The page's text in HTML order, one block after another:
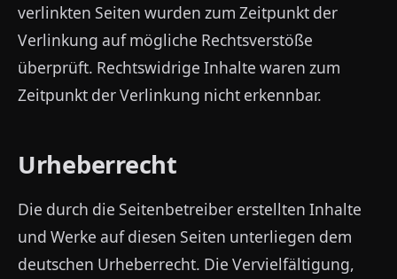
verlinkten Seiten wurden zum Zeitpunkt der
Verlinkung auf mögliche Rechtsverstöße
überprüft. Rechtswidrige Inhalte waren zum
Zeitpunkt der Verlinkung nicht erkennbar.
Urheberrecht
Die durch die Seitenbetreiber erstellten Inhalte
und Werke auf diesen Seiten unterliegen dem
deutschen Urheberrecht. Die Vervielfältigung,